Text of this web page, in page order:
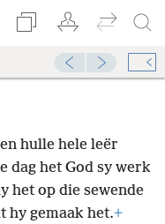
hulle hele leër
dag het God sy werk
het op die sewende
hy gemaak het.+